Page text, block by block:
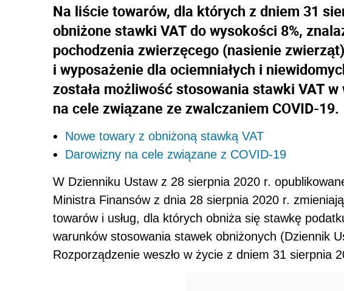
Na liście towarów, dla których z dniem 31
obniżone stawki VAT do wysokości 8%,
pochodzenia zwierzęcego (nasienie
i wyposażenie dla ociemniałych i
została możliwość stosowania stawki VAT
na cele związane ze zwalczaniem COVID-19.
Nowe towary z obniżoną stawką VAT
Darowizny na cele związane z COVID-19
W Dzienniku Ustaw z 28 sierpnia 2020 r.
Ministra Finansów z dnia 28 sierpnia 2020 r.
towarów i usług, dla których obniża się stawkę
warunków stosowania stawek obniżonych (Dziennik
Rozporządzenie weszło w życie z dniem 31 sierpnia